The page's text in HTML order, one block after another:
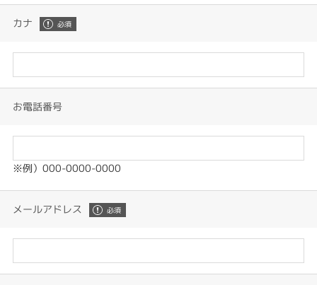
カナ
お電話番号
※例）000-0000-0000
メールアドレス